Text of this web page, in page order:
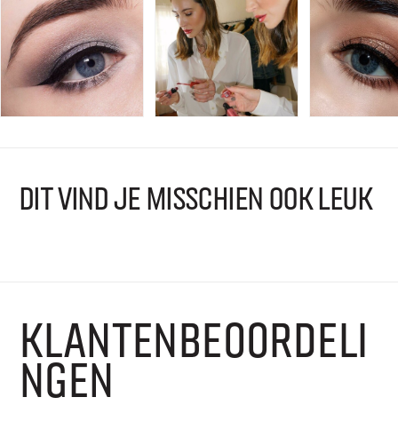
DIT VIND JE MISSCHIEN OOK LEUK
KLANTENBEOORDELI
NGEN